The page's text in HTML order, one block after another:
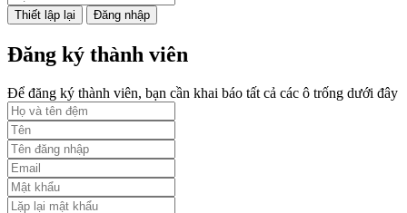
Đăng nhập
Đăng ký thành viên
Để đăng ký thành viên, bạn cần khai báo tất cả các ô trống dưới đây